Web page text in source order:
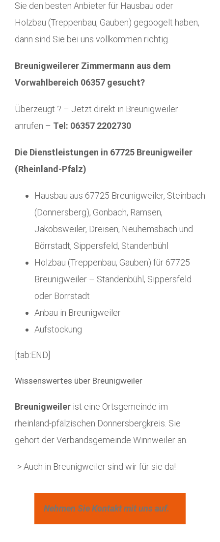
Sie den besten Anbieter für Hausbau oder
Holzbau (Treppenbau, Gauben) gegoogelt haben,
dann sind Sie bei uns vollkommen richtig.
Breunigweilerer Zimmermann aus dem
Vorwahlbereich 06357 gesucht?
Überzeugt ? – Jetzt direkt in Breunigweiler
anrufen – Tel: 06357 2202730
Die Dienstleistungen in 67725 Breunigweiler
(Rheinland-Pfalz)
Hausbau aus 67725 Breunigweiler, Steinbach
(Donnersberg), Gonbach, Ramsen,
Jakobsweiler, Dreisen, Neuhemsbach und
Börrstadt, Sippersfeld, Standenbühl
Holzbau (Treppenbau, Gauben) für 67725
Breunigweiler – Standenbühl, Sippersfeld
oder Börrstadt
Anbau in Breunigweiler
Aufstockung
[tab:END]
Wissenswertes über Breunigweiler
Breunigweiler ist eine Ortsgemeinde im
rheinland-pfälzischen Donnersbergkreis. Sie
gehört der Verbandsgemeinde Winnweiler an.
-> Auch in Breunigweiler sind wir für sie da!
Nehmen Sie Kontakt mit uns auf.